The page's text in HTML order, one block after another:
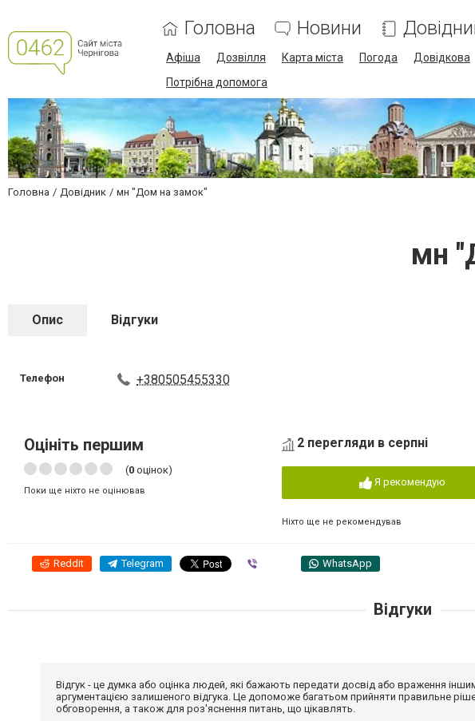
Головна Новини
Афіша Дозвілля Карта міста Погода Довідкова
Потрібна допомога
Головна Довідник мн "Дом на замок"
мн
Опис Відгуки
Телефон +380505455330
Оцініть першим
(0 оцінок)
Поки ще ніхто не оцінював
2 перегляди в серпні
Я рекомендую
Ніхто ще не рекомендував
Reddit Telegram WhatsApp
Відгуки
Відгук - це думка або оцінка людей, які бажають передати досвід або враження
аргументацією залишеного відгука. Це допоможе багатьом прийняти правильне
обговорення, а також для роз'яснення питань, що цікавлять.